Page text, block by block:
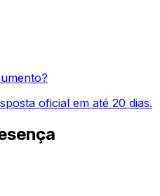
oficial em até 20 dias.